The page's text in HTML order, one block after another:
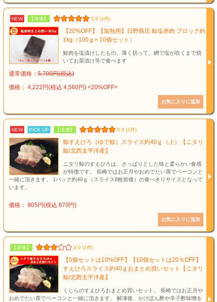
NEW 【冷凍】 5.0 (1件)
【20%OFF】【加熱用】日野商店 鯨塩赤肉 ブロック約
1kg（100ｇ× 10個セット）
鯨肉を塩漬けしたもの。薄く切って、網で塩が吹くまで焼
いてお茶漬け等で食べます
通常価格： 5,700円(税込)
価格： 4,222円(税込 4,560円) <20%OFF>
NEW PICK UP 【冷凍】 5.0 (1件)
鯨すえひろ（ゆで鯨）スライス約40ｇ（上）【ニタリ
鯨/北西太平洋産】
ニタリ鯨のすえひろは、さっぱりとした味と柔らかい食感
が特徴です。 長崎ではお正月やおめでたい席でベーコンと
一緒に頂きます。 1パック約40ｇ（スライス8枚前後）の食べきりサイズとなって
います。
価格： 805円(税込 870円)
【冷凍】 3.0 (1件)
【5個セットは10%OFF】【10個セットは20％OFF】
すえひろスライス約40ｇおまとめ買いセット【ニタリ
鯨/北西太平洋産】
くじらのすえひろおまとめ買いセット。 長崎ではお正月や
おめでたい席でベーコンと一緒に頂きます。 解凍後、かけぽん酢や辛子酢味噌を